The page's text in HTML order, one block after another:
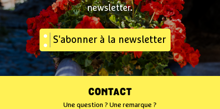
newsletter.
S'abonner à la newsletter
CONTACT
Une question ? Une remarque ?